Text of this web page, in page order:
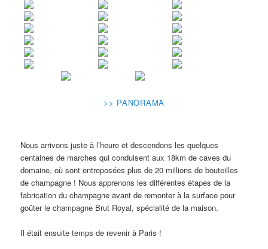
>> PANORAMA
Nous arrivons juste à l’heure et descendons les quelques
centaines de marches qui conduisent aux 18km de caves du
domaine, où sont entreposées plus de 20 millions de bouteilles
de champagne ! Nous apprenons les différentes étapes de la
fabrication du champagne avant de remonter à la surface pour
goûter le champagne Brut Royal, spécialité de la maison.
Il était ensuite temps de revenir à Paris !